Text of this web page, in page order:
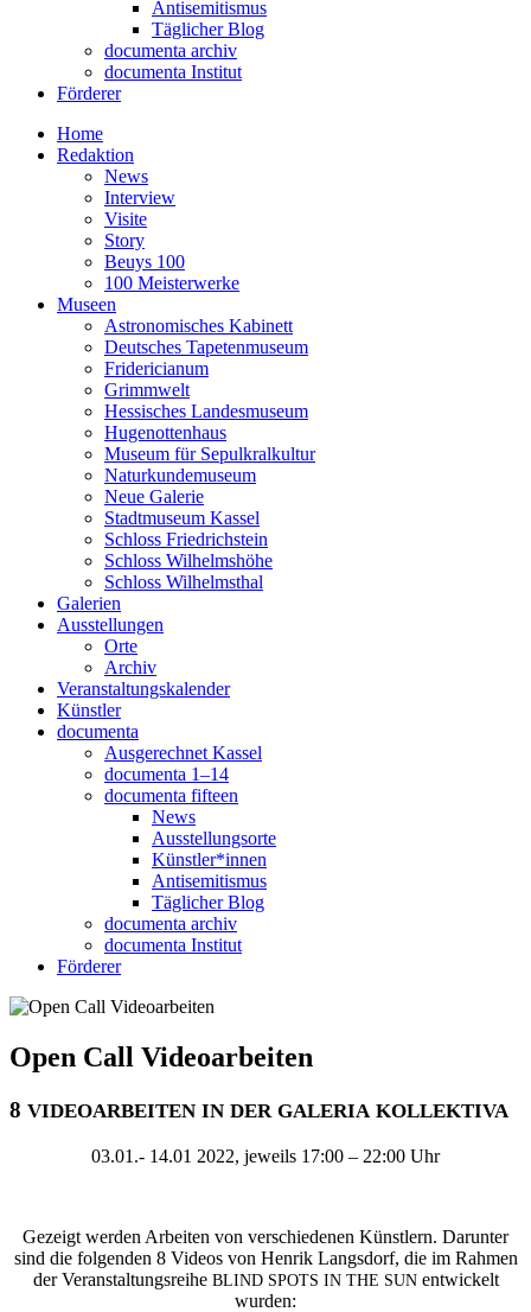
Antisemitismus
Täglicher Blog
documenta archiv
documenta Institut
Förderer
Home
Redaktion
News
Interview
Visite
Story
Beuys 100
100 Meisterwerke
Museen
Astronomisches Kabinett
Deutsches Tapetenmuseum
Fridericianum
Grimmwelt
Hessisches Landesmuseum
Hugenottenhaus
Museum für Sepulkralkultur
Naturkundemuseum
Neue Galerie
Stadtmuseum Kassel
Schloss Friedrichstein
Schloss Wilhelmshöhe
Schloss Wilhelmsthal
Galerien
Ausstellungen
Orte
Archiv
Veranstaltungskalender
Künstler
documenta
Ausgerechnet Kassel
documenta 1–14
documenta fifteen
News
Ausstellungsorte
Künstler*innen
Antisemitismus
Täglicher Blog
documenta archiv
documenta Institut
Förderer
Open Call Videoarbeiten
8 VIDEOARBEITEN IN DER GALERIA KOLLEKTIVA
03.01.- 14.01 2022, jeweils 17:00 – 22:00 Uhr
Gezeigt wer­den Arbei­ten von ver­schie­de­nen Künst­lern. Dar­un­ter
sind die fol­gen­den 8 Vide­os von Hen­rik Lang­sdorf, die im Rah­men
der Ver­an­stal­tungs­rei­he BLIND SPOTS IN THE SUNent­wi­ckelt
wurden: